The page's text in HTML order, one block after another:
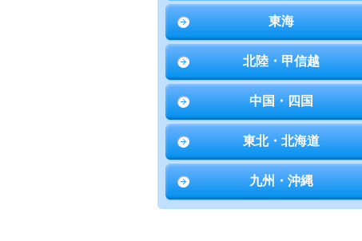
東海
北陸・甲信越
中国・四国
東北・北海道
九州・沖縄